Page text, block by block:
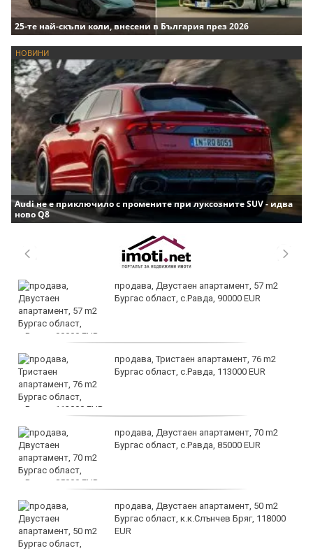
25-те най-скъпи коли, внесени в България през 2026
НОВИНИ
Audi не е приключило с промените при луксозните SUV - идва
ново Q8
продава, Двустаен апартамент, 57 m2
Бургас област, с.Равда, 90000 EUR
продава, Тристаен апартамент, 76 m2
Бургас област, с.Равда, 113000 EUR
продава, Двустаен апартамент, 70 m2
Бургас област, с.Равда, 85000 EUR
продава, Двустаен апартамент, 50 m2
Бургас област, к.к.Слънчев Бряг, 118000
EUR